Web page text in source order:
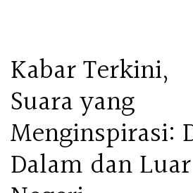
Kabar Terkini,
Suara yang
Menginspirasi:
Dalam dan Luar